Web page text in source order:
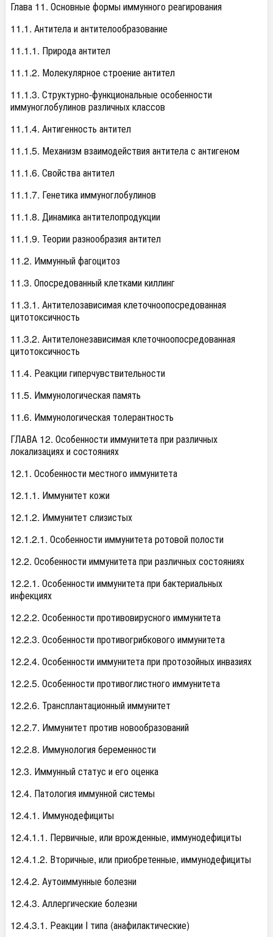
Глава 11. Основные формы иммунного реагирования
11.1. Антитела и антителообразование
11.1.1. Природа антител
11.1.2. Молекулярное строение антител
11.1.3. Структурно-функциональные особенности
иммуноглобулинов различных классов
11.1.4. Антигенность антител
11.1.5. Механизм взаимодействия антитела с антигеном
11.1.6. Свойства антител
11.1.7. Генетика иммуноглобулинов
11.1.8. Динамика антителопродукции
11.1.9. Теории разнообразия антител
11.2. Иммунный фагоцитоз
11.3. Опосредованный клетками киллинг
11.3.1. Антителозависимая клеточноопосредованная
цитотоксичность
11.3.2. Антителонезависимая клеточноопосредованная
цитотоксичность
11.4. Реакции гиперчувствительности
11.5. Иммунологическая память
11.6. Иммунологическая толерантность
ГЛАВА 12. Особенности иммунитета при различных
локализациях и состояниях
12.1. Особенности местного иммунитета
12.1.1. Иммунитет кожи
12.1.2. Иммунитет слизистых
12.1.2.1. Особенности иммунитета ротовой полости
12.2. Особенности иммунитета при различных состояниях
12.2.1. Особенности иммунитета при бактериальных
инфекциях
12.2.2. Особенности противовирусного иммунитета
12.2.3. Особенности противогрибкового иммунитета
12.2.4. Особенности иммунитета при протозойных инвазиях
12.2.5. Особенности противоглистного иммунитета
12.2.6. Трансплантационный иммунитет
12.2.7. Иммунитет против новообразований
12.2.8. Иммунология беременности
12.3. Иммунный статус и его оценка
12.4. Патология иммунной системы
12.4.1. Иммунодефициты
12.4.1.1. Первичные, или врожденные, иммунодефициты
12.4.1.2. Вторичные, или приобретенные, иммунодефициты
12.4.2. Аутоиммунные болезни
12.4.3. Аллергические болезни
12.4.3.1. Реакции I типа (анафилактические)